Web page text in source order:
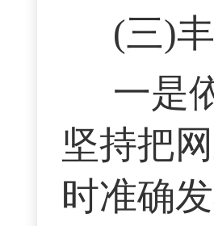
(三)
一是
坚持把
时准确